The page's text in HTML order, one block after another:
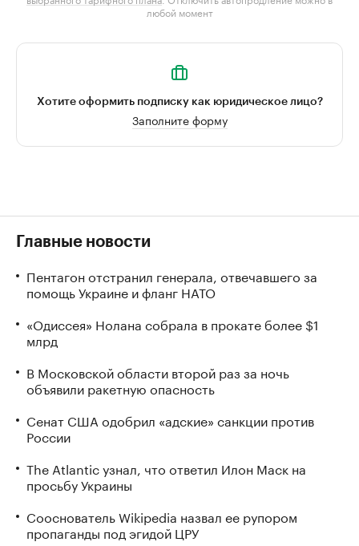
любой момент
Хотите оформить подписку как юридическое лицо?
Заполните форму
Главные новости
Пентагон отстранил генерала, отвечавшего за
помощь Украине и фланг НАТО
«Одиссея» Нолана собрала в прокате более $1
млрд
В Московской области второй раз за ночь
объявили ракетную опасность
Сенат США одобрил «адские» санкции против
России
The Atlantic узнал, что ответил Илон Маск на
просьбу Украины
Сооснователь Wikipedia назвал ее рупором
пропаганды под эгидой ЦРУ